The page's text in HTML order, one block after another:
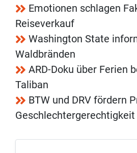
Emotionen schlagen
Reiseverkauf
Washington State
Waldbränden
ARD-Doku über Ferien
Taliban
BTW und DRV fördern
Geschlechtergerechtigkeit